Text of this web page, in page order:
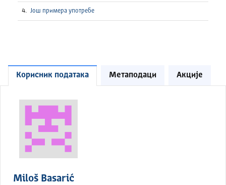
Још примера употребе
Корисник података Метаподаци Акције
Miloš Basarić